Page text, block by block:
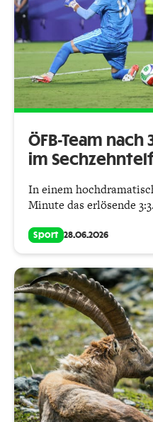
ÖFB-Team
im
In einem
Minute das erlösende
Sport 28.06.2026